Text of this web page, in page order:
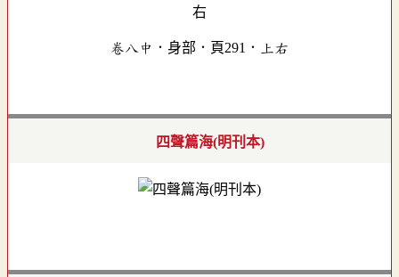
卷八中．身部．頁291．上右
四聲篇海(明刊本)